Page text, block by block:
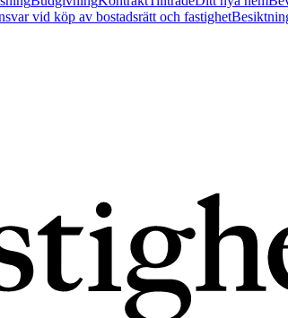
vid köp av bostadsrätt och fastighet